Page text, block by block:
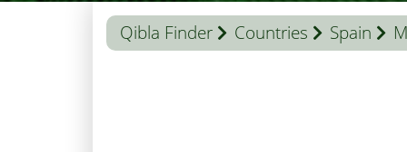
Qibla Finder Countries Spain